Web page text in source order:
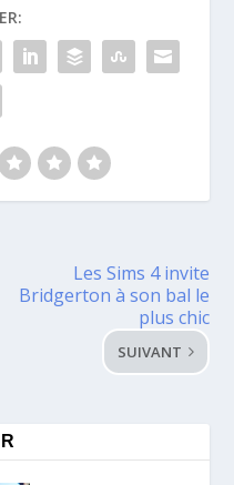
Les Sims 4 invite
Bridgerton à son bal le
plus chic
SUIVANT